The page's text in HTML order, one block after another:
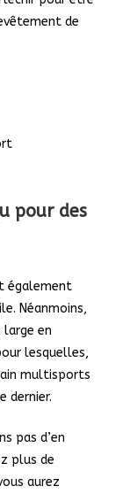
de
pour des
également
Néanmoins,
en
lesquelles,
multisports
dernier.
pas d’en
plus de
aurez